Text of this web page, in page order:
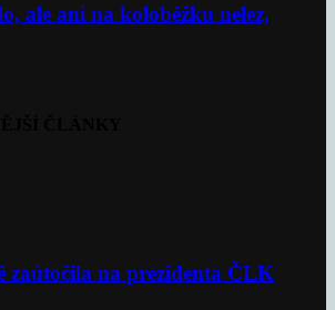
ale ani na koloběžku nelez,
zaútočila na prezidenta ČLK